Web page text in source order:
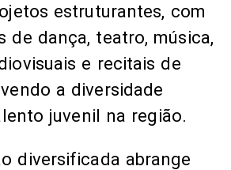
estruturantes, com
de dança, teatro, música,
e recitais de
a diversidade
juvenil na região.
diversificada abrange